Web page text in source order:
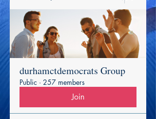
durhamctdemocrats Group
Public · 257 members
Join